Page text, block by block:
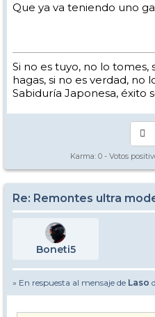
Que ya va teniendo uno
Si no es tuyo, no lo tomes,
hagas, si no es verdad, no
Sabiduría Japonesa, éxito
Karma: 0 - Votos
Re: Remontes ultra
Boneti5
» En respuesta al mensaje de Laso